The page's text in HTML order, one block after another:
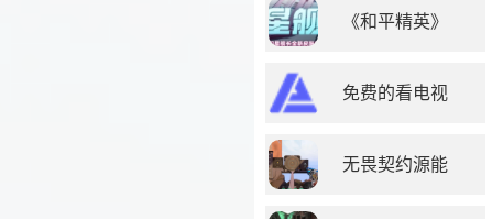
《和平精英》
免费的看电视
无畏契约源能